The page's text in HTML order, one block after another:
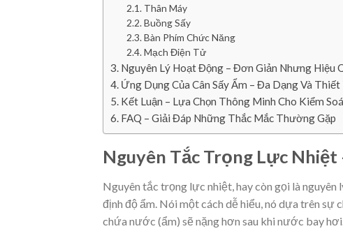
Thân Máy
Buồng Sấy
Bàn Phím Chức Năng
Mạch Điện Tử
Nguyên Lý Hoạt Động – Đơn Giản Nhưng Hiệu
Ứng Dụng Của Cân Sấy Ẩm – Đa Dạng Và
Kết Luận – Lựa Chọn Thông Minh Cho Kiểm
FAQ – Giải Đáp Những Thắc Mắc Thường Gặp
Nguyên Tắc Trọng Lực
Nguyên tắc trọng lực nhiệt, hay còn gọi là nguyên
định độ ẩm. Nói một cách dễ hiểu, nó dựa trên
chứa nước (ẩm) sẽ nặng hơn sau khi nước bay